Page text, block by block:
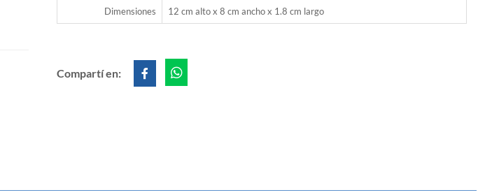
Dimensiones 12 cm alto x 8 cm ancho x 1.8 cm largo
Compartí en: